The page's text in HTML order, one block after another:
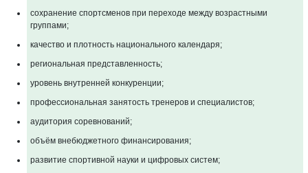
сохранение спортсменов при переходе между возрастными
группами;
качество и плотность национального календаря;
региональная представленность;
уровень внутренней конкуренции;
профессиональная занятость тренеров и специалистов;
аудитория соревнований;
объём внебюджетного финансирования;
развитие спортивной науки и цифровых систем;